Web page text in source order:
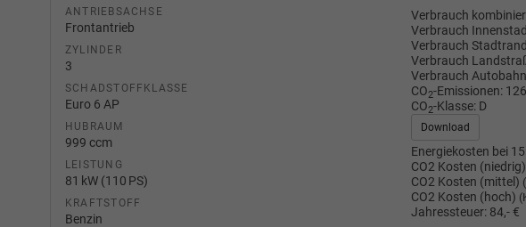
ANTRIEBSACHSE
Frontantrieb
ZYLINDER
3
SCHADSTOFFKLASSE
Euro 6 AP
HUBRAUM
999 ccm
LEISTUNG
81 kW (110 PS)
KRAFTSTOFF
Benzin
Verbrauch
Verbrauch
Verbrauch
Verbrauch
Verbrauch
CO2-Emissionen:
CO2-Klasse: D
Download
Energiekosten bei
CO2 Kosten (niedrig)
CO2 Kosten (mittel)
CO2 Kosten (hoch)
Jahressteuer: 84,- €